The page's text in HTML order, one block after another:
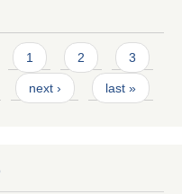
1 2 3
next › last »